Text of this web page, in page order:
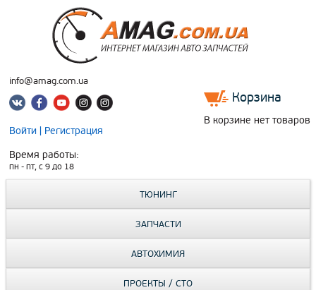
info@amag.com.ua
Войти | Регистрация
Время работы:
пн - пт, c 9 до 18
Корзина
В корзине нет товаров
ТЮНИНГ
ЗАПЧАСТИ
АВТОХИМИЯ
ПРОЕКТЫ / СТО